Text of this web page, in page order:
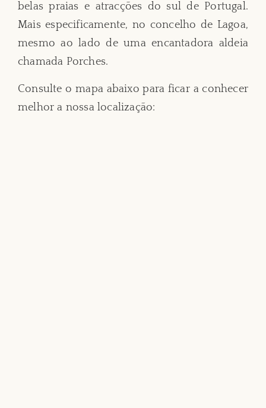
belas praias e atracções do sul de Portugal.
Mais especificamente, no concelho de Lagoa,
mesmo ao lado de uma encantadora aldeia
chamada Porches.
Consulte o mapa abaixo para ficar a conhecer
melhor a nossa localização: